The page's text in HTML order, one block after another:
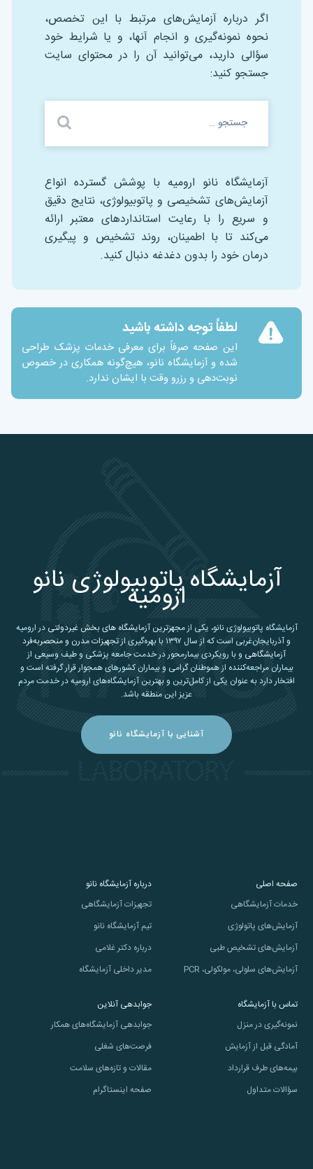
اگر درباره آزمایش‌های مرتبط با این تخصص،
نحوه نمونه‌گیری و انجام آنها، و یا شرایط خود
سؤالی دارید، می‌توانید آن را در محتوای سایت
جستجو کنید:
آزمایشگاه نانو ارومیه با پوشش گسترده انواع
آزمایش‌های تشخیصی و پاتوبیولوژی، نتایج دقیق
و سریع را با رعایت استانداردهای معتبر ارائه
می‌کند تا با اطمینان، روند تشخیص و پیگیری
درمان خود را بدون دغدغه دنبال کنید.
لطفاً توجه داشته باشید
این صفحه صرفاً برای معرفی خدمات پزشک طراحی
شده و آزمایشگاه نانو، هیچ‌گونه همکاری در خصوص
نوبت‌دهی و رزرو وقت با ایشان ندارد.
آزمایشگاه پاتوبیولوژی نانو
ارومیه
آزمایشگاه پاتوبیولوژی نانو، یکی ازمجهزترین آزمایشگاه های بخش غیردولتی در ارومیه
و آذربایجان‌غربی است که از سال ۱۳۹۷ با بهره‌گیری از
تجهیزات مدرن و منحصربه‌فرد
آزمایشگاهی و با رویکردی بیمارمحور در خدمت جامعه پزشکی و طیف وسیعی از
بیماران مراجعه‌کننده از هموطنان گرامی و بیماران کشورهای همجوار قرار گرفته است و
افتخار دارد به عنوان یکی از کامل‌ترین و بهترین آزمایشگاه‌های ارومیه در خدمت مردم
عزیز این منطقه باشد.
آشنایی با آزمایشگاه نانو
صفحه اصلی
خدمات آزمایشگاهی
آزمایش‌های پاتولوژی
آزمایش‌های تشخیص طبی
آزمایش‌های سلولی، مولکولی، PCR
درباره آزمایشگاه نانو
تجهیزات آزمایشگاهی
تیم آزمایشگاه نانو
درباره دکتر غلامی
مدیر داخلی آزمایشگاه
تماس با آزمایشگاه
نمونه‌گیری در منزل
آمادگی قبل از آزمایش
بیمه‌های طرف قرارداد
سؤالات متداول
جوابدهی آنلاین
جوابدهی آزمایشگاه‌های همکار
فرصت‌های شغلی
مقالات و تازه‌های سلامت
صفحه اینستاگرام